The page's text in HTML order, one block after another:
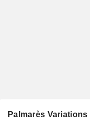
Palmarès